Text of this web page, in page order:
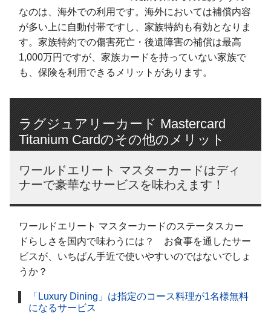
なのは、海外での利用です。海外においては補償内容
が多い上に自動付帯ですし、家族特約も有効となりま
す。家族特約での傷害死亡・後遺障害の補償は最高
1,000万円ですが、家族カードを持っていない家族で
も、保険を利用できるメリットがあります。
ラグジュアリーカード Mastercard
Titanium Cardのその他のメリット
ワールドエリート マスターカードはディ
ナーで豪華なサービスを味わえます！
ワールドエリート マスターカードのステータスカー
ドらしさを国内で味わうには？ お食事を通したサー
ビスが、いちばん手近で使いやすいのではないでしょ
うか？
「Luxury Dining」は指定のコース料理が1名様無料
になるサービス